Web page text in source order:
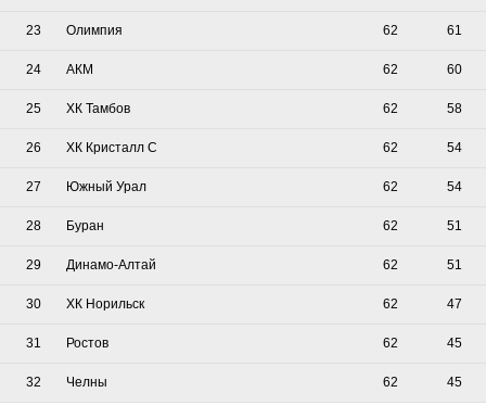
23 Олимпия 62 61
24 АКМ 62 60
25 ХК Тамбов 62 58
26 ХК Кристалл С 62 54
27 Южный Урал 62 54
28 Буран 62 51
29 Динамо-Алтай 62 51
30 ХК Норильск 62 47
31 Ростов 62 45
32 Челны 62 45